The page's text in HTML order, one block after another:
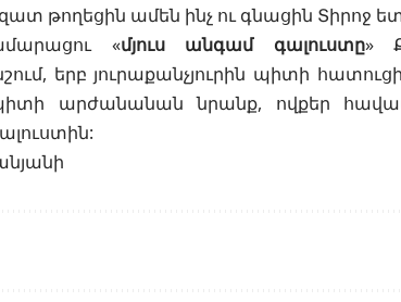
թողեցին ամեն ինչ ու գնացին Տիրոջ
«մյուս անգամ գալուստը»
երբ յուրաքանչյուրին պիտի
արժանանան նրանք, ովքեր